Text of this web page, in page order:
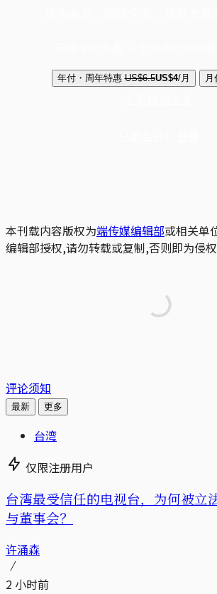
年付・周年特惠 US$6.5US$4/月 月
本刊载内容版权为端传媒编辑部或相关单
编辑部授权,请勿转载或复制,否则即为侵权
评论须知
最新 更多
台湾
仅限注册用户
台湾最受信任的电视台，为何被立
与董事会？
许涌森
2 小时前